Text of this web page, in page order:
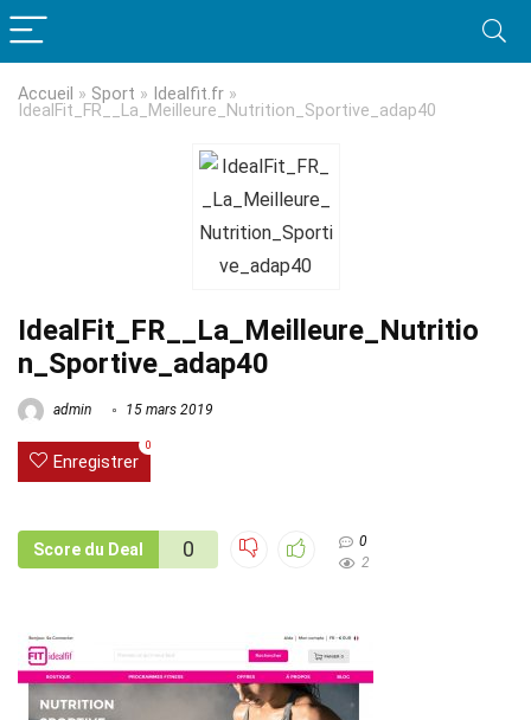
Accueil » Sport » Idealfit.fr »
IdealFit_FR__La_Meilleure_Nutrition_Sportive_adap40
IdealFit_FR__La_Meilleure_Nutritio
n_Sportive_adap40
admin 15 mars 2019
Enregistrer
0
Score du Deal 0
0
2